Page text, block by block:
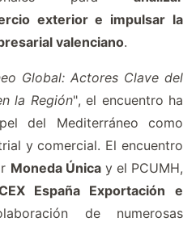
exterior e impulsar la
valenciano.
Global: Actores Clave del
la Región", el encuentro ha
del Mediterráneo como
y comercial. El encuentro
Moneda Únicay el PCUMH,
España Exportación
e
de numerosas